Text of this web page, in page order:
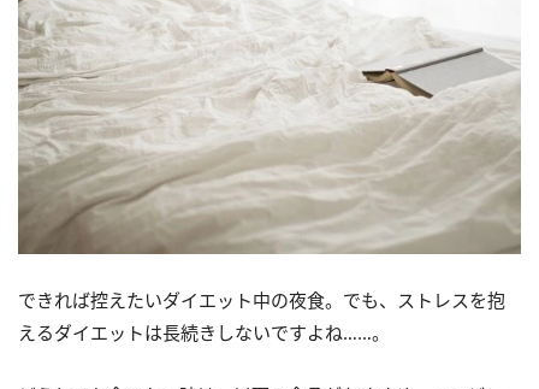
できれば控えたいダイエット中の夜食。でも、ストレスを抱
えるダイエットは長続きしないですよね……。